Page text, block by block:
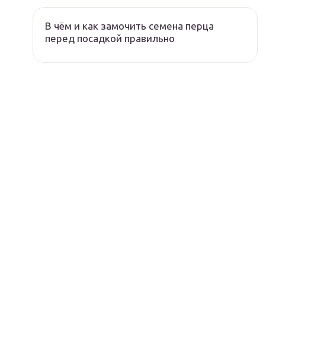
В чём и как замочить семена перца
перед посадкой правильно